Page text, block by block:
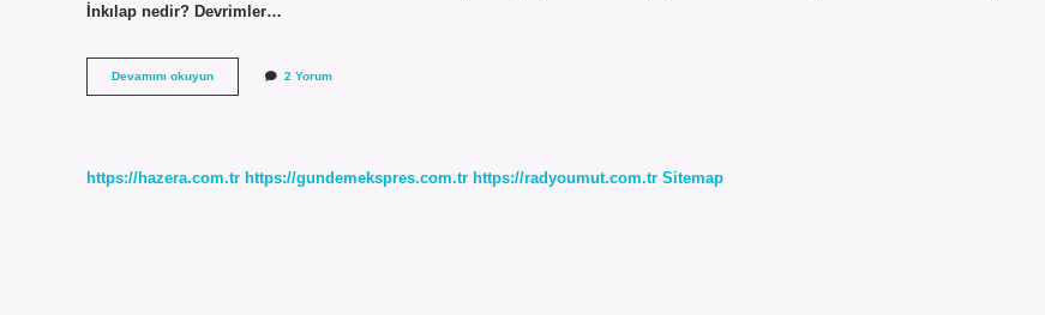
İnkılap nedir? Devrimler…
Devamını okuyunInkılap
Kelimesinin
2 Yorum
https://hazera.com.tr https://gundemekspres.com.tr https://radyoumut.com.tr Sitemap